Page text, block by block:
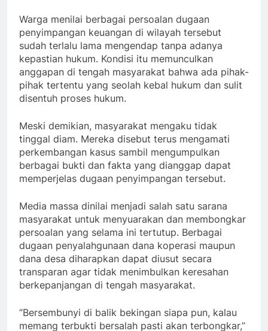
Warga menilai berbagai persoalan dugaan
penyimpangan keuangan di wilayah tersebut
sudah terlalu lama mengendap tanpa adanya
kepastian hukum. Kondisi itu memunculkan
anggapan di tengah masyarakat bahwa ada pihak-
pihak tertentu yang seolah kebal hukum dan sulit
disentuh proses hukum.
Meski demikian, masyarakat mengaku tidak
tinggal diam. Mereka disebut terus mengamati
perkembangan kasus sambil mengumpulkan
berbagai bukti dan fakta yang dianggap dapat
memperjelas dugaan penyimpangan tersebut.
Media massa dinilai menjadi salah satu sarana
masyarakat untuk menyuarakan dan membongkar
persoalan yang selama ini tertutup. Berbagai
dugaan penyalahgunaan dana koperasi maupun
dana desa diharapkan dapat diusut secara
transparan agar tidak menimbulkan keresahan
berkepanjangan di tengah masyarakat.
“Bersembunyi di balik bekingan siapa pun, kalau
memang terbukti bersalah pasti akan terbongkar,”